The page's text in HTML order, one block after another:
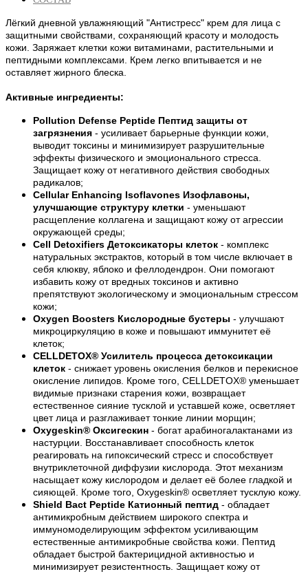
Лёгкий дневной увлажняющий "Антистресс" крем для лица с
защитными свойствами, сохраняющий красоту и молодость
кожи. Заряжает клетки кожи витаминами, растительными и
пептидными комплексами. Крем легко впитывается и не
оставляет жирного блеска.
Активные ингредиенты:
Pollution Defense Peptide Пептид защиты от
загрязнения - усиливает барьерные функции кожи,
выводит токсины и минимизирует разрушительные
эффекты физического и эмоционального стресса.
Защищает кожу от негативного действия свободных
радикалов;
Cellular Enhancing Isoflavones Изофлавоны,
улучшающие структуру клетки - уменьшают
расщепление коллагена и защищают кожу от агрессии
окружающей среды;
Cell Detoxifiers Детоксикаторы клеток - комплекс
натуральных экстрактов, который в том числе включает в
себя клюкву, яблоко и феллодендрон. Они помогают
избавить кожу от вредных токсинов и активно
препятствуют экологическому и эмоциональным стрессом
кожи;
Oxygen Boosters Кислородные бустеры - улучшают
микроциркуляцию в коже и повышают иммунитет её
клеток;
CELLDETOX® Усилитель процесса детоксикации
клеток - снижает уровень окисления белков и перекисное
окисление липидов. Кроме того, CELLDETOX® уменьшает
видимые признаки старения кожи, возвращает
естественное сияние тусклой и уставшей коже, осветляет
цвет лица и разглаживает тонкие линии морщин;
Oxygeskin® Оксигескин - богат арабиногалактанами из
настурции. Восстанавливает способность клеток
реагировать на гипоксический стресс и способствует
внутриклеточной диффузии кислорода. Этот механизм
насыщает кожу кислородом и делает её более гладкой и
сияющей. Кроме того, Oxygeskin® осветляет тусклую кожу.
Shield Bact Peptide Катионный пептид - обладает
антимикробным действием широкого спектра и
иммуномоделирующим эффектом усиливающим
естественные антимикробные свойства кожи. Пептид
обладает быстрой бактерицидной активностью и
минимизирует резистентность. Защищает кожу от